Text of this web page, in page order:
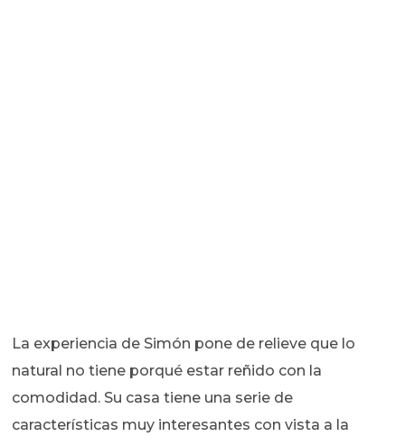
La experiencia de Simón pone de relieve que lo
natural no tiene porqué estar reñido con la
comodidad. Su casa tiene una serie de
características muy interesantes con vista a la